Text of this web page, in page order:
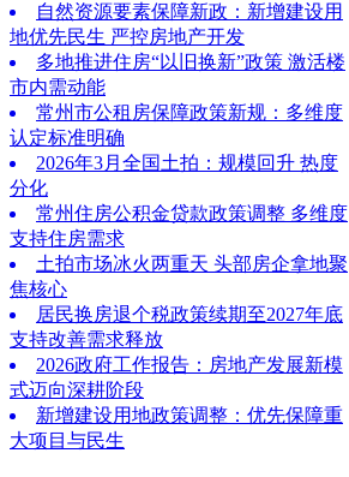
自然资源要素保障新政：新增建设用
地优先民生 严控房地产开发
多地推进住房“以旧换新”政策 激活楼
市内需动能
常州市公租房保障政策新规：多维度
认定标准明确
2026年3月全国土拍：规模回升 热度
分化
常州住房公积金贷款政策调整 多维度
支持住房需求
土拍市场冰火两重天 头部房企拿地聚
焦核心
居民换房退个税政策续期至2027年底
支持改善需求释放
2026政府工作报告：房地产发展新模
式迈向深耕阶段
新增建设用地政策调整：优先保障重
大项目与民生